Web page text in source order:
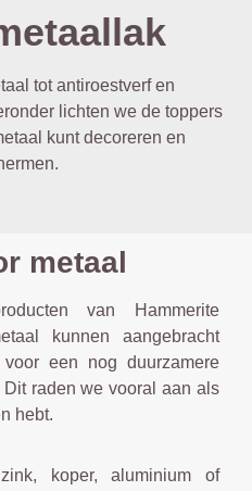
tot antiroestverf en
lichten we de toppers
kunt decoreren en
metaal
van Hammerite
kunnen aangebracht
een nog duurzamere
raden we vooral aan als
hebt.
koper, aluminium of